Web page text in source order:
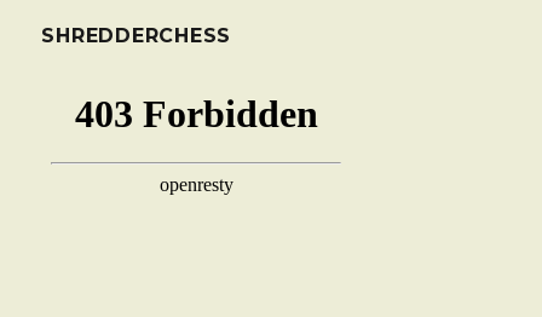
SHREDDERCHESS